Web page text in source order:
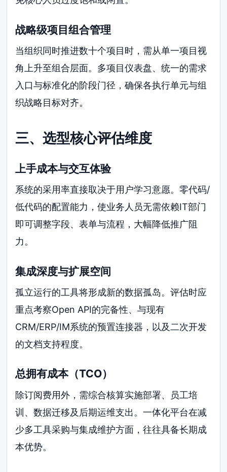
战略级项目组合管理
当组织同时推进数十个项目时，需从单一项目视
角上升至组合层面。多项目仪表盘、统一的需求
入口与标准化的阶段门径，确保各执行单元与组
织战略目标对齐。
三、选型核心评估维度
上手成本与交互体验
系统的采用率直接取决于用户学习意愿。零代码/
低代码的配置能力，使业务人员无需依赖IT部门
即可调整字段、表单与流程，大幅降低推广阻
力。
集成深度与扩展空间
孤立运行的工具将形成新的数据孤岛。评估时应
重点考察Open API的完备性、与现有
CRM/ERP/IM系统的预置连接器，以及二次开发
的文档支持程度。
总拥有成本（TCO）
除订阅费用外，需综合核算实施部署、员工培
训、数据迁移及后期运维支出。一体化平台在减
少多工具采购与集成维护方面，往往具备长期成
本优势。